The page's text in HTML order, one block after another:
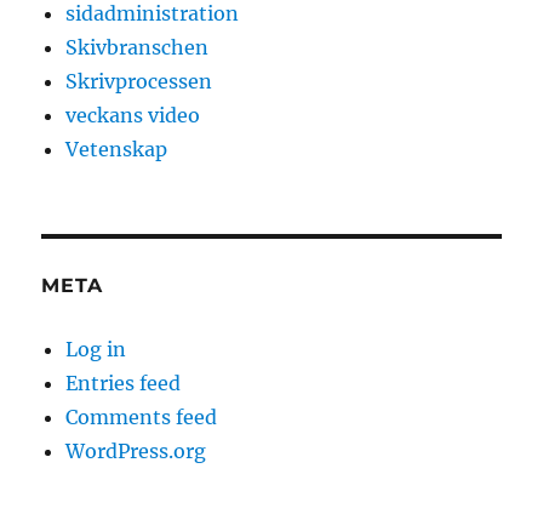
sidadministration
Skivbranschen
Skrivprocessen
veckans video
Vetenskap
META
Log in
Entries feed
Comments feed
WordPress.org